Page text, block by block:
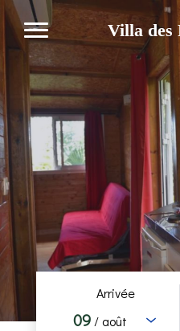
Villa des
Arrivée
09 / août